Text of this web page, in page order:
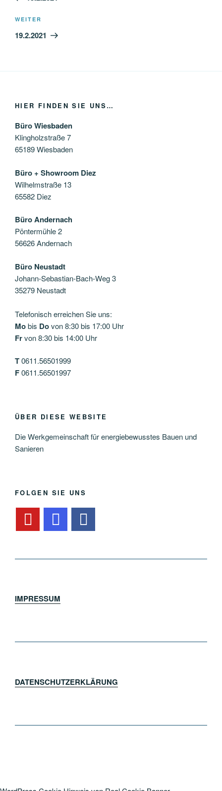
Nächster
Beitrag
WEITER
19.2.2021
HIER FINDEN SIE UNS…
Büro Wiesbaden
Klingholzstraße 7
65189 Wiesbaden
Büro + Showroom Diez
Wilhelmstraße 13
65582 Diez
Büro Andernach
Pöntermühle 2
56626 Andernach
Büro Neustadt
Johann-Sebastian-Bach-Weg 3
35279 Neustadt
Telefonisch erreichen Sie uns:
Mobis Dovon 8:30 bis 17:00 Uhr
Frvon 8:30 bis 14:00 Uhr
T0611.56501999
F0611.56501997
ÜBER DIESE WEBSITE
Die Werkgemeinschaft für energiebewusstes Bauen und
Sanieren
FOLGEN SIE UNS
IMPRESSUM
DATENSCHUTZERKLÄRUNG